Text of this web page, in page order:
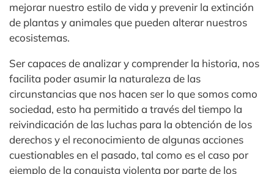
mejorar nuestro estilo de vida y prevenir la extinción
de plantas y animales que pueden alterar nuestros
ecosistemas.
Ser capaces de analizar y comprender la historia, nos
facilita poder asumir la naturaleza de las
circunstancias que nos hacen ser lo que somos como
sociedad, esto ha permitido a través del tiempo la
reivindicación de las luchas para la obtención de los
derechos y el reconocimiento de algunas acciones
cuestionables en el pasado, tal como es el caso por
ejemplo de la conquista violenta por parte de los